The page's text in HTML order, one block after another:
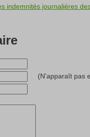
indemnités journalières
(N'apparaît pas